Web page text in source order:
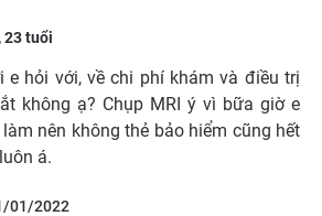
23 tuổi
e hỏi với, về chi phí khám và điều trị
không ạ? Chụp MRI ý vì bữa giờ e
làm nên không thẻ bảo hiểm cũng hết
á.
01/2022